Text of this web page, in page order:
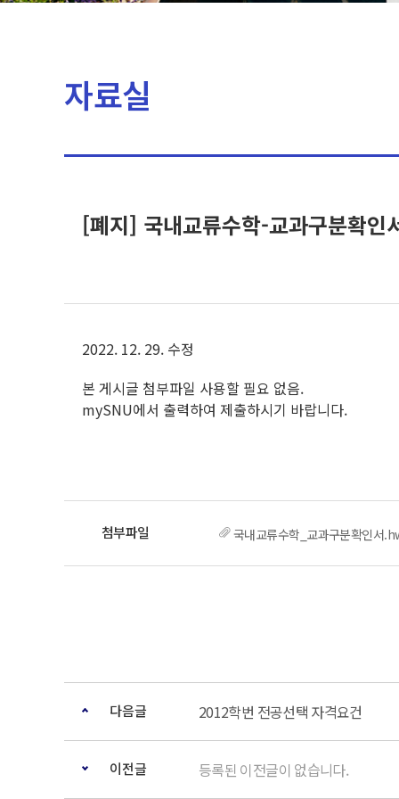
자료실
[폐지] 국내교류수학-교과구분확인
2022. 12. 29. 수정
본 게시글 첨부파일 사용할 필요 없음.
mySNU에서 출력하여 제출하시기 바랍니다.
국내교류수학_교과구분확인서
다음글 2012학번 전공선택 자격요건
이전글 등록된 이전글이 없습니다.